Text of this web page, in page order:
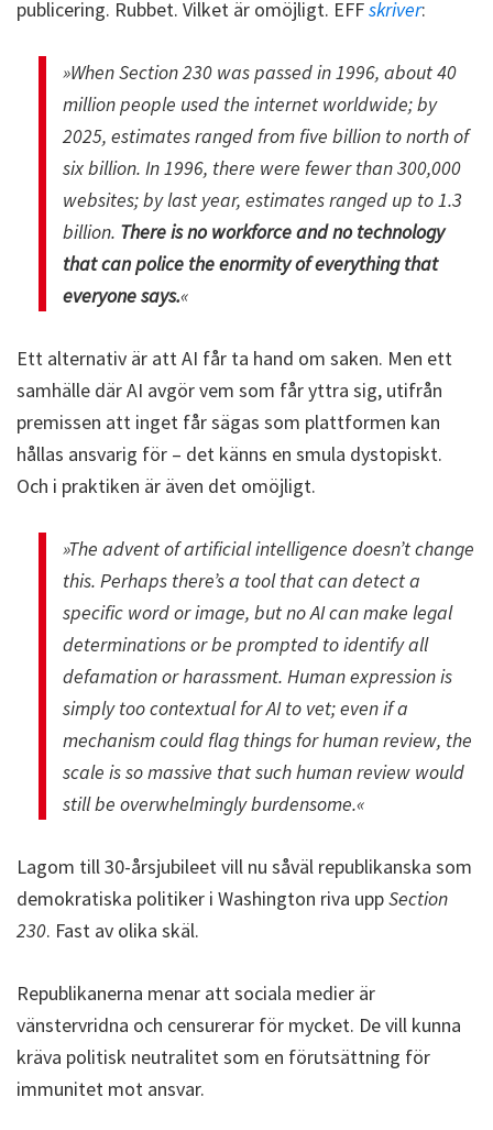
publicering. Rubbet. Vilket är omöjligt. EFFskriver:
»When Section 230 was passed in 1996, about 40
million people used the internet worldwide; by
2025, estimates ranged from five billion to north of
six billion. In 1996, there were fewer than 300,000
websites; by last year, estimates ranged up to 1.3
billion. There is no workforce and no technology
that can police the enormity of everything that
everyone says.«
Ett alternativ är att AI får ta hand om saken. Men ett
samhälle där AI avgör vem som får yttra sig, utifrån
premissen att inget får sägas som plattformen kan
hållas ansvarig för – det känns en smula dystopiskt.
Och i praktiken är även det omöjligt.
»The advent of artificial intelligence doesn’t change
this. Perhaps there’s a tool that can detect a
specific word or image, but no AI can make legal
determinations or be prompted to identify all
defamation or harassment. Human expression is
simply too contextual for AI to vet; even if a
mechanism could flag things for human review, the
scale is so massive that such human review would
still be overwhelmingly burdensome.«
Lagom till 30-årsjubileet vill nu såväl republikanska som
demokratiska politiker i Washington riva uppSection
230. Fast av olika skäl.
Republikanerna menar att sociala medier är
vänstervridna och censurerar för mycket. De vill kunna
kräva politisk neutralitet som en förutsättning för
immunitet mot ansvar.